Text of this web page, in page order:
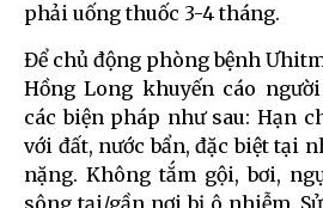
phải uống thuốc 3-4 tháng.
Để chủ động phòng bệnh
Hồng Long khuyến cáo
các biện pháp như sau: Hạn
với đất, nước bẩn, đặc biệt tại
nặng. Không tắm gội, bơi,